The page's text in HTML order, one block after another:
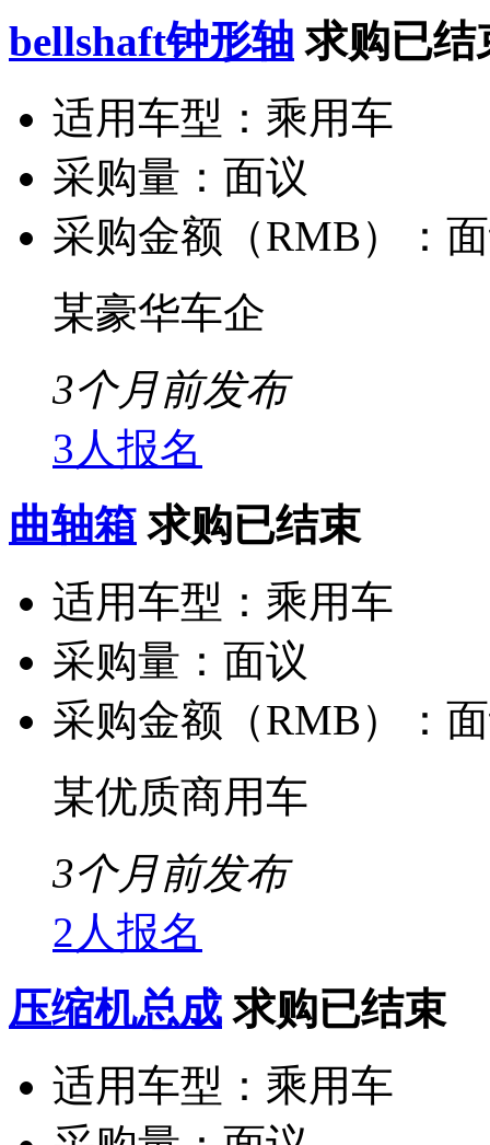
bellshaft钟形轴 求购已结
适用车型： 乘用车
采购量： 面议
采购金额（RMB）：
某豪华车企
3个月前发布
3人报名
曲轴箱 求购已结束
适用车型： 乘用车
采购量： 面议
采购金额（RMB）：
某优质商用车
3个月前发布
2人报名
压缩机总成 求购已结束
适用车型： 乘用车